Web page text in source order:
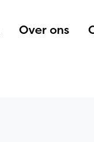
Over ons